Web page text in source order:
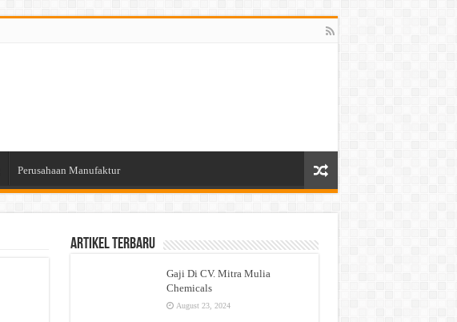
Perusahaan Manufaktur
Artikel Terbaru
Gaji Di CV. Mitra Mulia
Chemicals
August 23, 2024